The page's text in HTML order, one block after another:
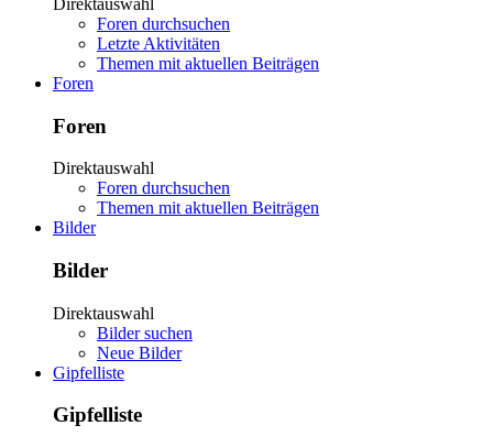
Foren durchsuchen
Letzte Aktivitäten
Themen mit aktuellen Beiträgen
Foren
Foren
Direktauswahl
Foren durchsuchen
Themen mit aktuellen Beiträgen
Bilder
Bilder
Direktauswahl
Bilder suchen
Neue Bilder
Gipfelliste
Gipfelliste